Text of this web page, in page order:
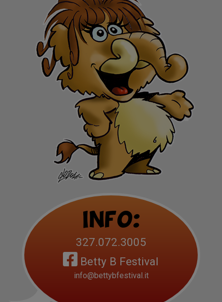
Info:
327.072.3005
Betty B Festival
info@bettybfestival.it